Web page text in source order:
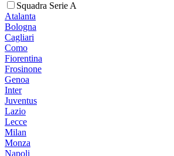
Squadra Serie A
Atalanta
Bologna
Cagliari
Como
Fiorentina
Frosinone
Genoa
Inter
Juventus
Lazio
Lecce
Milan
Monza
Napoli